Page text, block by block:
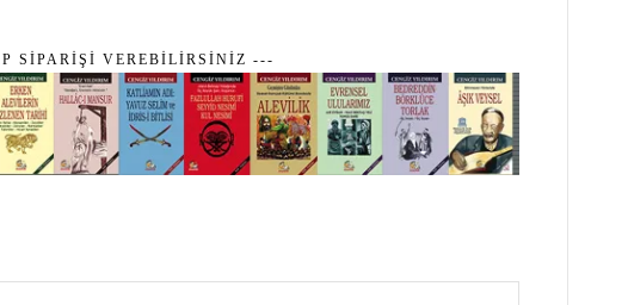
SİPARİŞİ VEREBİLİRSİNİZ ---